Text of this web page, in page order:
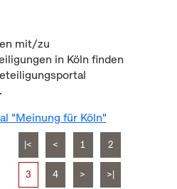
mit/zu
in Köln finden
"Meinung für Köln"
|< < 1 2
3 4 > >|